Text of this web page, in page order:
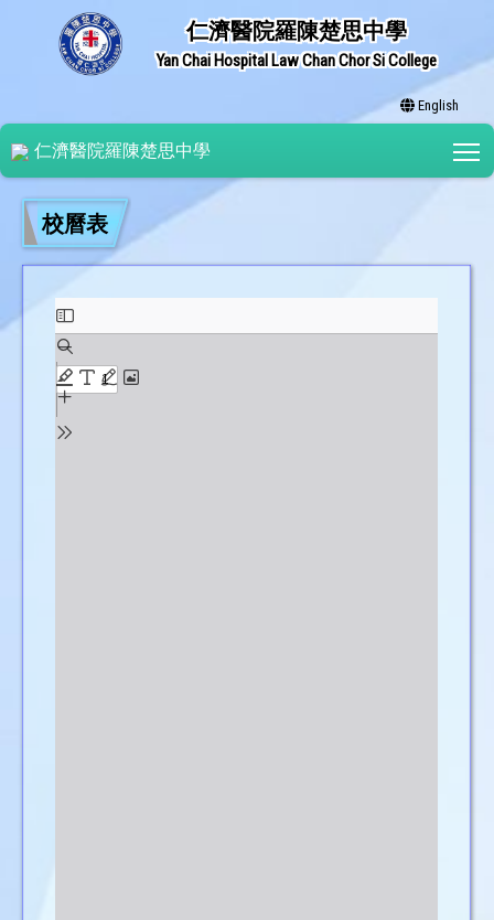
仁濟醫院羅陳楚思中學
Yan Chai Hospital Law Chan Chor Si College
English
仁濟醫院羅陳楚思中學
校曆表